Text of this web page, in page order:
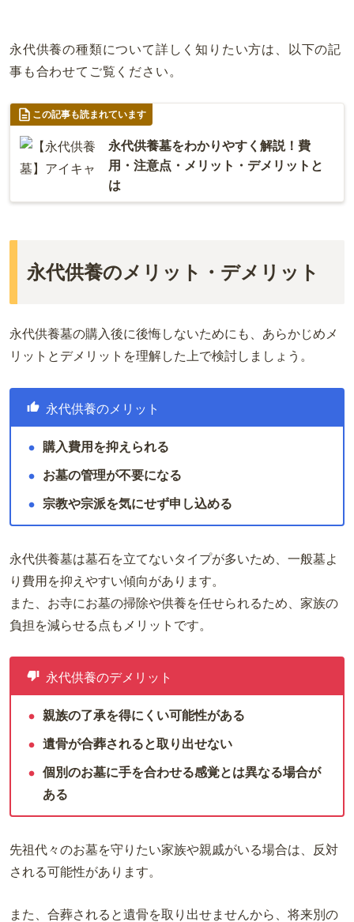
永代供養の種類について詳しく知りたい方は、以下の記
事も合わせてご覧ください。
この記事も読まれています
永代供養墓をわかりやすく解説！費
用・注意点・メリット・デメリットと
は
永代供養のメリット・デメリット
永代供養墓の購入後に後悔しないためにも、あらかじめメ
リットとデメリットを理解した上で検討しましょう。
永代供養のメリット
購入費用を抑えられる
お墓の管理が不要になる
宗教や宗派を気にせず申し込める
永代供養墓は墓石を立てないタイプが多いため、一般墓よ
り費用を抑えやすい傾向があります。
また、お寺にお墓の掃除や供養を任せられるため、家族の
負担を減らせる点もメリットです。
永代供養のデメリット
親族の了承を得にくい可能性がある
遺骨が合葬されると取り出せない
個別のお墓に手を合わせる感覚とは異なる場合が
ある
先祖代々のお墓を守りたい家族や親戚がいる場合は、反対
される可能性があります。
また、合葬されると遺骨を取り出せませんから、将来別の